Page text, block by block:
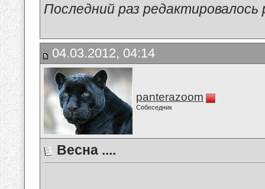
Последний раз
04.03.2012, 04:14
panterazoom
Собеседник
Весна ....